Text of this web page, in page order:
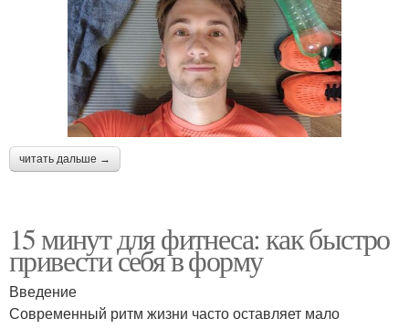
читать дальше →
15 минут для фитнеса: как быстро
привести себя в форму
Введение
Современный ритм жизни часто оставляет мало